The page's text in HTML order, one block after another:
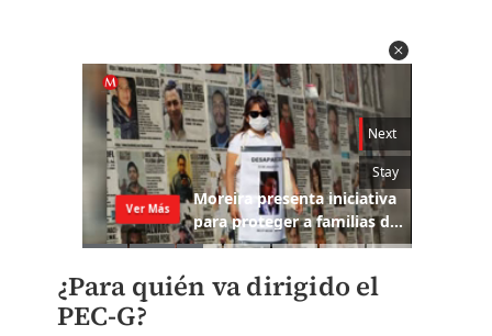
¿Para quién va dirigido el
PEC-G?